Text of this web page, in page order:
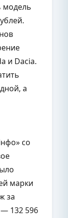
модель
и Dacia.
а
со
марки
за
132 596